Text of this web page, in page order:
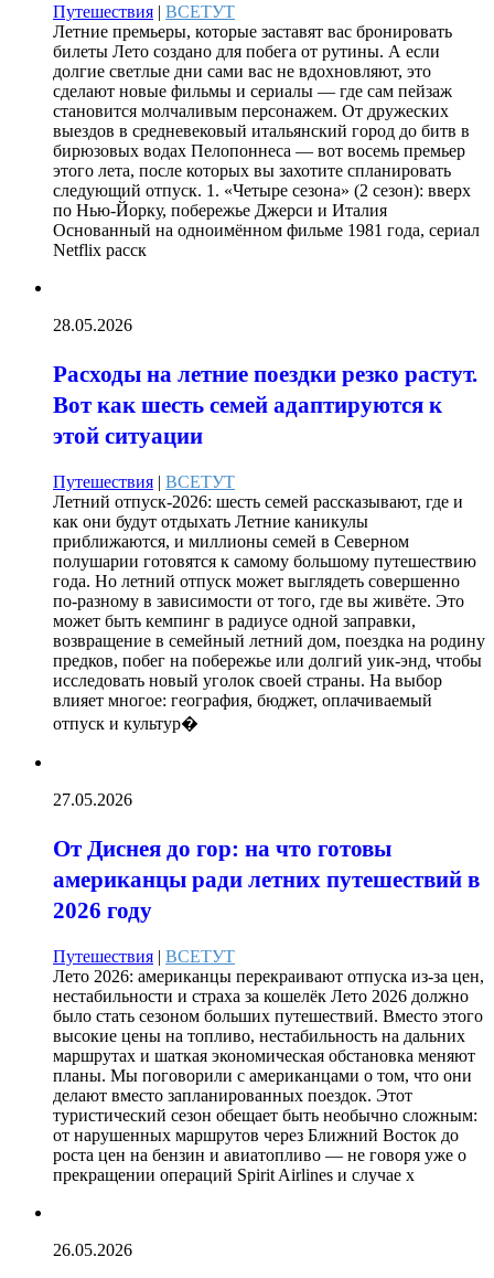
Путешествия | ВСЕТУТ
Летние премьеры, которые заставят вас бронировать
билеты Лето создано для побега от рутины. А если
долгие светлые дни сами вас не вдохновляют, это
сделают новые фильмы и сериалы — где сам пейзаж
становится молчаливым персонажем. От дружеских
выездов в средневековый итальянский город до битв в
бирюзовых водах Пелопоннеса — вот восемь премьер
этого лета, после которых вы захотите спланировать
следующий отпуск. 1. «Четыре сезона» (2 сезон): вверх
по Нью-Йорку, побережье Джерси и Италия
Основанный на одноимённом фильме 1981 года, сериал
Netflix расск
28.05.2026
Расходы на летние поездки резко растут.
Вот как шесть семей адаптируются к
этой ситуации
Путешествия | ВСЕТУТ
Летний отпуск-2026: шесть семей рассказывают, где и
как они будут отдыхать Летние каникулы
приближаются, и миллионы семей в Северном
полушарии готовятся к самому большому путешествию
года. Но летний отпуск может выглядеть совершенно
по-разному в зависимости от того, где вы живёте. Это
может быть кемпинг в радиусе одной заправки,
возвращение в семейный летний дом, поездка на родину
предков, побег на побережье или долгий уик-энд, чтобы
исследовать новый уголок своей страны. На выбор
влияет многое: география, бюджет, оплачиваемый
отпуск и культур�
27.05.2026
От Диснея до гор: на что готовы
американцы ради летних путешествий в
2026 году
Путешествия | ВСЕТУТ
Лето 2026: американцы перекраивают отпуска из-за цен,
нестабильности и страха за кошелёк Лето 2026 должно
было стать сезоном больших путешествий. Вместо этого
высокие цены на топливо, нестабильность на дальних
маршрутах и шаткая экономическая обстановка меняют
планы. Мы поговорили с американцами о том, что они
делают вместо запланированных поездок. Этот
туристический сезон обещает быть необычно сложным:
от нарушенных маршрутов через Ближний Восток до
роста цен на бензин и авиатопливо — не говоря уже о
прекращении операций Spirit Airlines и случае х
26.05.2026